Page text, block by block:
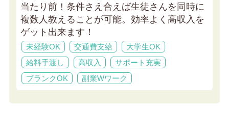
当たり前！条件さえ合えば生徒さんを同時に
複数人教えることが可能。効率よく高収入を
ゲット出来ます！
未経験OK 交通費支給
大学生OK
給料手渡し
高収入
サポート充実
ブランクOK
副業Wワーク